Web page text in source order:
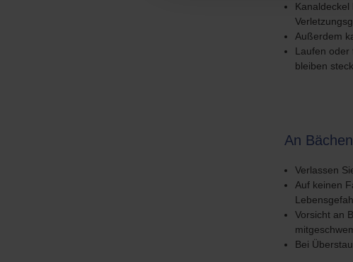
Außerdem
Laufen oder
bleiben
An
Verlassen
Auf keinen
Vorsicht an
Bei